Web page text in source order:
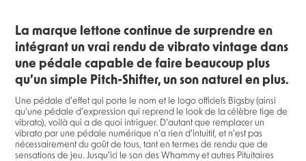
La marque lettone continue de surprendre en
intégrant un vrai rendu de vibrato vintage dans
une pédale capable de faire beaucoup plus
qu’un simple Pitch-Shifter, un son naturel en plus.
Une pédale d’effet qui porte le nom et le logo officiels Bigsby (ainsi
qu’une pédale d’expression qui reprend le look de la célèbre tige de
vibrato), voilà qui a de quoi intriguer. D’autant que remplacer un
vibrato par une pédale numérique n’a rien d’intuitif, et n’est pas
nécessairement du goût de tous, tant en termes de rendu que de
sensations de jeu. Jusqu’ici le son des Whammy et autres Pituitaires